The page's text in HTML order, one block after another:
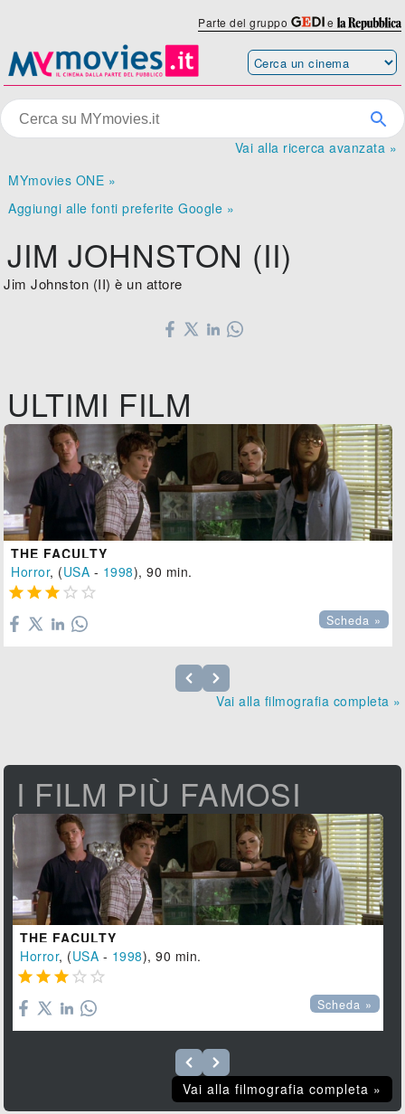
Parte del gruppo e
Vai alla ricerca avanzata »
MYmovies ONE »
Aggiungi alle fonti preferite Google »
JIM JOHNSTON (II)
Jim Johnston (II) è un attore
ULTIMI FILM
THE FACULTY
Horror, (USA - 1998), 90 min.
    
Scheda »
Vai alla filmografia completa »
I FILM PIÙ FAMOSI
THE FACULTY
Horror, (USA - 1998), 90 min.
    
Scheda »
Vai alla filmografia completa »